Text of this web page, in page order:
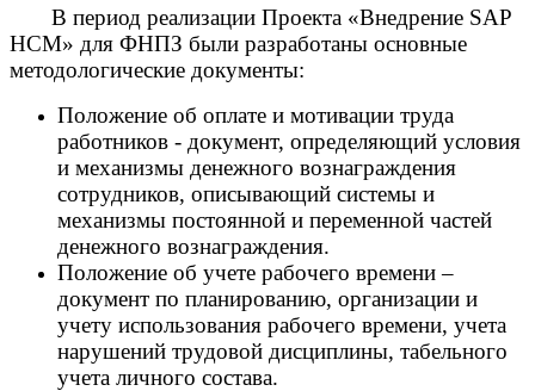
В период реализации Проекта «Внедрение SAP
HCM» для ФНПЗ были разработаны основные
методологические документы:
Положение об оплате и мотивации труда
работников - документ, определяющий условия
и механизмы денежного вознаграждения
сотрудников, описывающий системы и
механизмы постоянной и переменной частей
денежного вознаграждения.
Положение об учете рабочего времени –
документ по планированию, организации и
учету использования рабочего времени, учета
нарушений трудовой дисциплины, табельного
учета личного состава.